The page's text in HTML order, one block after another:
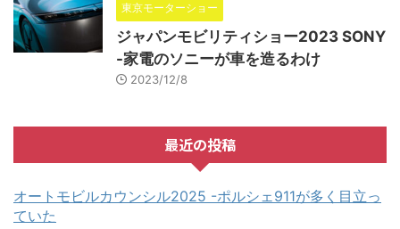
東京モーターショー
ジャパンモビリティショー2023 SONY
-家電のソニーが車を造るわけ
2023/12/8
最近の投稿
オートモビルカウンシル2025 -ポルシェ911が多く目立っ
ていた